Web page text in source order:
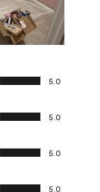
5.0
5.0
5.0
5.0